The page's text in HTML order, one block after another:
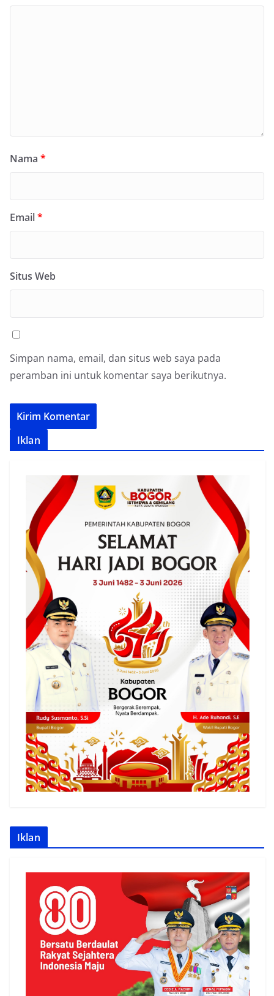
Nama *
Email*
Situs Web
Simpan nama, email, dan situs web saya pada
peramban ini untuk komentar saya berikutnya.
Iklan
Iklan